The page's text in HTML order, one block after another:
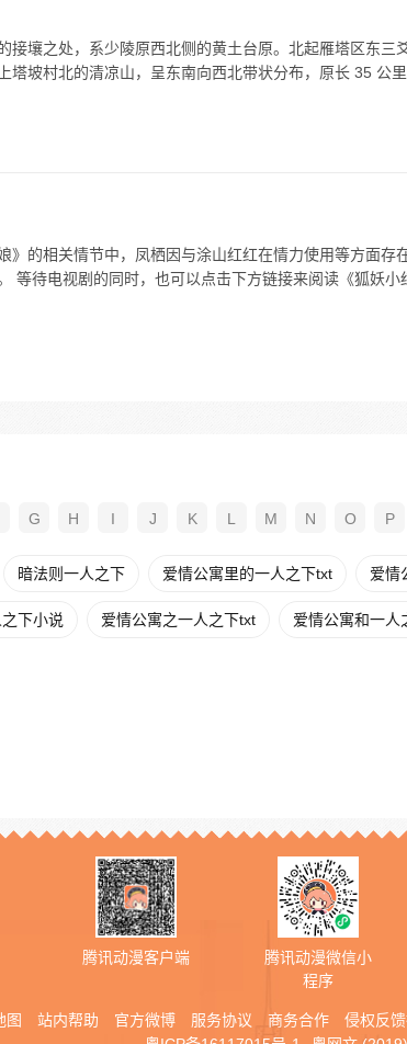
接壤之处，系少陵原西北侧的黄土台原。北起雁塔区东三
塔坡村北的清凉山，呈东南向西北带状分布，原长 35 公
》的相关情节中，凤栖因与涂山红红在情力使用等方面存
等待电视剧的同时，也可以点击下方链接来阅读《狐妖小
G H I J K L M N O P
暗法则一人之下 爱情公寓里的一人之下txt 爱情
下小说 爱情公寓之一人之下txt 爱情公寓和一人
腾讯动漫客户端
腾讯动漫微信小
程序
图 站内帮助 官方微博 服务协议 商务合作 侵权反馈